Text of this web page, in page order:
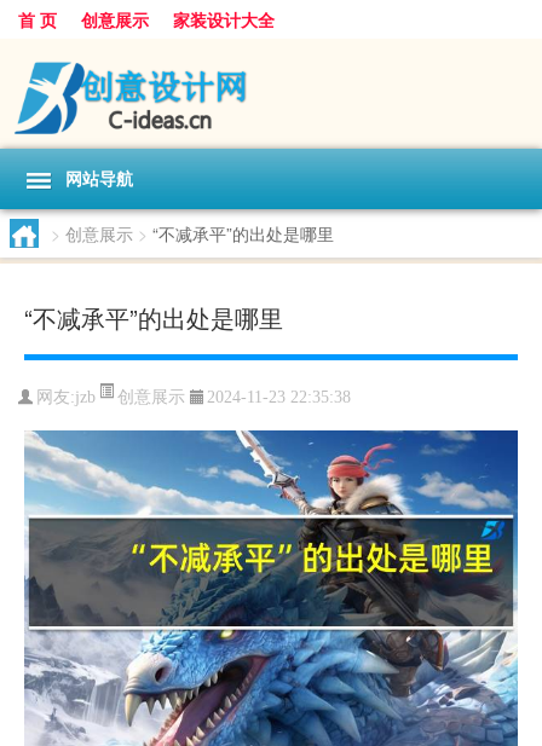
首 页 创意展示 家装设计大全
网站导航
> 创意展示 > “不减承平”的出处是哪里
“不减承平”的出处是哪里
网友:jzb 创意展示 2024-11-23 22:35:38